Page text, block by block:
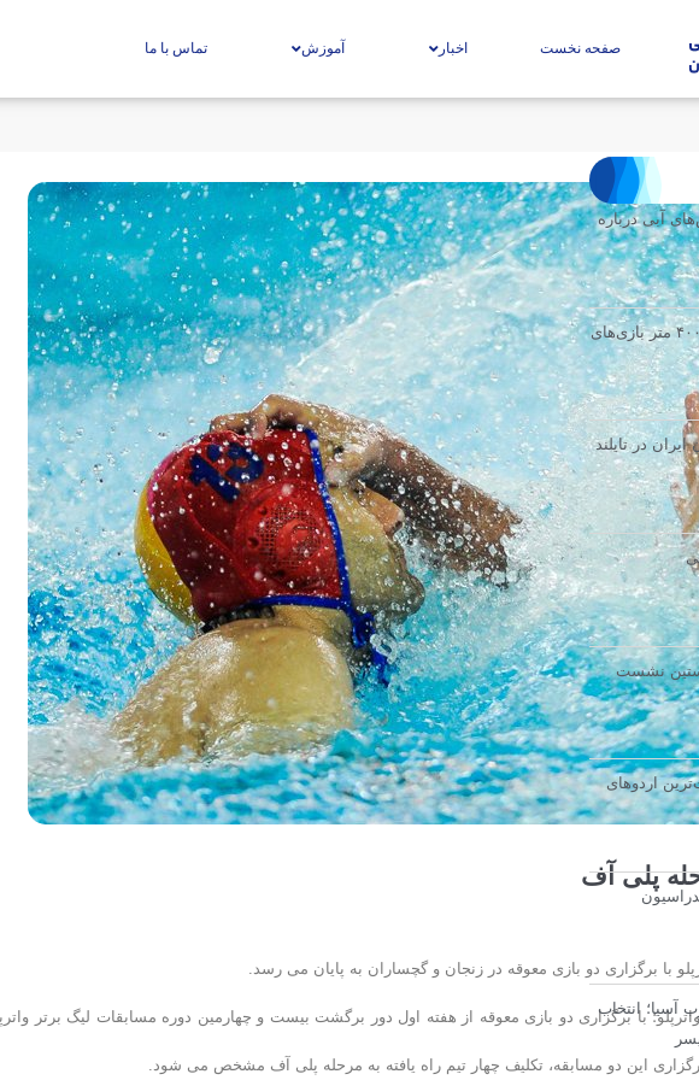
صفحه نخست اخبار آموزش تماس با ما
پلی آف
با برگزاری دو بازی معوقه در زنجان و گچساران به پایان می رسد.
با برگزاری دو بازی معوقه از هفته اول دور برگشت بیست و چهارمین دوره مسابقات لیگ برتر
این دو مسابقه، تکلیف چهار تیم راه یافته به مرحله پلی آف مشخص می شود.
آبی درباره
محمد قاسمی: هدفم رسیدن به فینال ۴۰۰ متر بازی‌های
در تایلند
نشست
اردوهای
آسیا؛ انتخاب